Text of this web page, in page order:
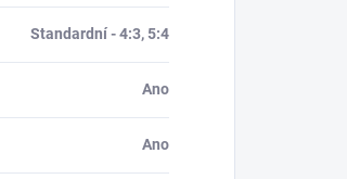
Standardní - 4:3, 5:4
Ano
Ano